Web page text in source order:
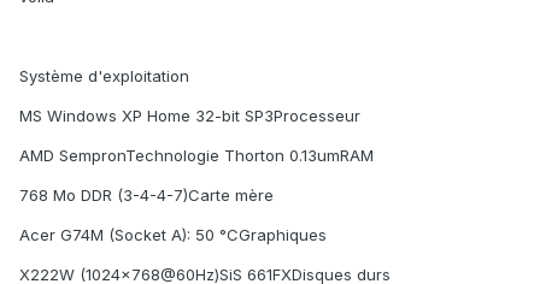
Système d'exploitation
MS Windows XP Home 32-bit SP3Processeur
AMD SempronTechnologie Thorton 0.13umRAM
768 Mo DDR (3-4-4-7)Carte mère
Acer G74M (Socket A): 50 °CGraphiques
X222W (1024x768@60Hz)SiS 661FXDisques durs